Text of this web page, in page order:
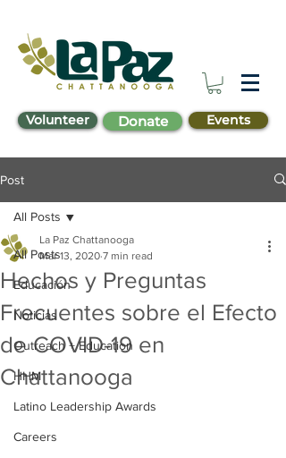
Volunteer Donate Events
Post
All Posts
Educación
Noticias
Outreach + Education
HHM
Latino Leadership Awards
Careers
All Posts
Hechos y Preguntas
Frecuentes sobre el Efecto
de COVID-19 en
Chattanooga
La Paz Chattanooga
Mar 13, 2020 7 min read